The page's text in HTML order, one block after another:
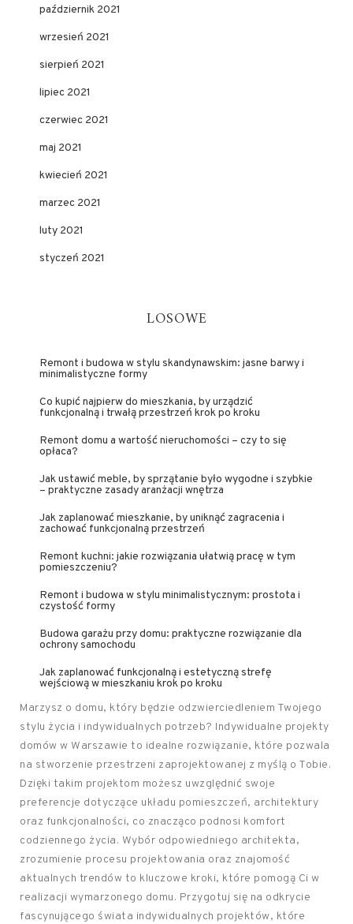
październik 2021
wrzesień 2021
sierpień 2021
lipiec 2021
czerwiec 2021
maj 2021
kwiecień 2021
marzec 2021
luty 2021
styczeń 2021
LOSOWE
Remont i budowa w stylu skandynawskim: jasne barwy i
minimalistyczne formy
Co kupić najpierw do mieszkania, by urządzić
funkcjonalną i trwałą przestrzeń krok po kroku
Remont domu a wartość nieruchomości – czy to się
opłaca?
Jak ustawić meble, by sprzątanie było wygodne i szybkie
– praktyczne zasady aranżacji wnętrza
Jak zaplanować mieszkanie, by uniknąć zagracenia i
zachować funkcjonalną przestrzeń
Remont kuchni: jakie rozwiązania ułatwią pracę w tym
pomieszczeniu?
Remont i budowa w stylu minimalistycznym: prostota i
czystość formy
Budowa garażu przy domu: praktyczne rozwiązanie dla
ochrony samochodu
Jak zaplanować funkcjonalną i estetyczną strefę
wejściową w mieszkaniu krok po kroku
Marzysz o domu, który będzie odzwierciedleniem Twojego
stylu życia i indywidualnych potrzeb? Indywidualne projekty
domów w Warszawie to idealne rozwiązanie, które pozwala
na stworzenie przestrzeni zaprojektowanej z myślą o Tobie.
Dzięki takim projektom możesz uwzględnić swoje
preferencje dotyczące układu pomieszczeń, architektury
oraz funkcjonalności, co znacząco podnosi komfort
codziennego życia. Wybór odpowiedniego architekta,
zrozumienie procesu projektowania oraz znajomość
aktualnych trendów to kluczowe kroki, które pomogą Ci w
realizacji wymarzonego domu. Przygotuj się na odkrycie
fascynującego świata indywidualnych projektów, które